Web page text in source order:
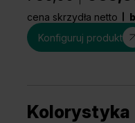
cena skrzydła netto
Konfiguruj produkt
Kolorystyka